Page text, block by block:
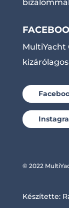
MultiYacht
© 2022
Készítette: